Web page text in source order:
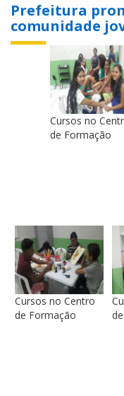
Prefeitura
comunidade
Cursos no
de Formação
Cursos no Centro
de Formação